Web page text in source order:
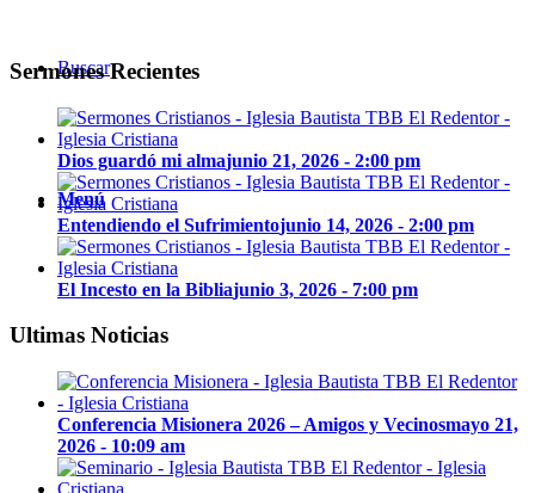
Buscar
Menú
Sermones Recientes
Dios guardó mi almajunio 21, 2026 - 2:00 pm
Entendiendo el Sufrimientojunio 14, 2026 - 2:00 pm
El Incesto en la Bibliajunio 3, 2026 - 7:00 pm
Ultimas Noticias
Conferencia Misionera 2026 – Amigos y Vecinosmayo 21,
2026 - 10:09 am